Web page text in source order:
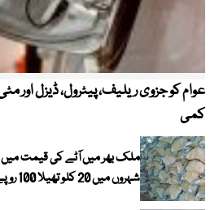
عوام کو جزوی ریلیف، پیٹرول، ڈیزل اور
کمی
ملک بھر میں آٹے کی قیمت
شہروں میں 20 کلو تھیلا 100 روپے تک مہنگا